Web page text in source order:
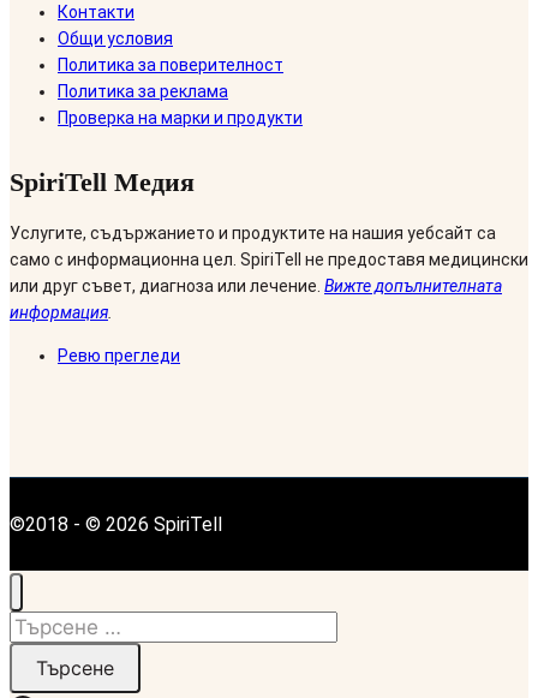
Контакти
Общи условия
Политика за поверителност
Политика за реклама
Проверка на марки и продукти
SpiriTell Медия
Услугите, съдържанието и продуктите на нашия уебсайт са
само с информационна цел. SpiriTell не предоставя медицински
или друг съвет, диагноза или лечение. Вижте допълнителната
информация
Ревю прегледи
©2018 - © 2026 SpiriTell
Търсене